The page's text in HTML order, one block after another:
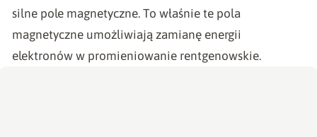
silne pole magnetyczne. To właśnie te pola
magnetyczne umożliwiają zamianę energii
elektronów w promieniowanie rentgenowskie.